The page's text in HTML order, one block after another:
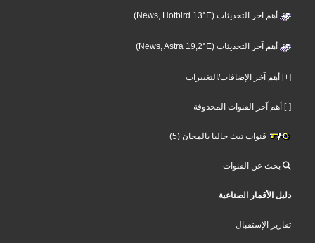
أهم آخر التحديثات (News, Hotbird 13°E)
أهم آخر التحديثات (News, Astra 19,2°E)
[+] أهم آخر الإضافات/التغييرات
[-] أهم آخر القنوات المحذوفة
قنوات تبث حاليا بالمجان (5)
بحث عن القنوات
دليل الأقمار الصناعية
تقارير الإستقبال